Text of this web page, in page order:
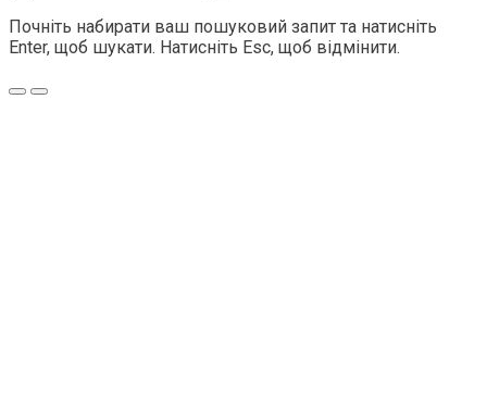
Почніть набирати ваш пошуковий запит та натисніть
Enter, щоб шукати. Натисніть Esc, щоб відмінити.
Меню